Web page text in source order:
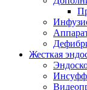
Жесткая